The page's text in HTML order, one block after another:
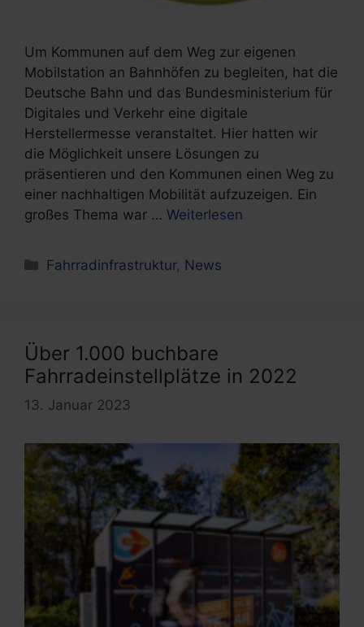
Um Kommunen auf dem Weg zur eigenen
Mobilstation an Bahnhöfen zu begleiten, hat die
Deutsche Bahn und das Bundesministerium für
Digitales und Verkehr eine digitale
Herstellermesse veranstaltet. Hier hatten wir
die Möglichkeit unsere Lösungen zu
präsentieren und den Kommunen einen Weg zu
einer nachhaltigen Mobilität aufzuzeigen. Ein
großes Thema war … Weiterlesen
Kategorien
Fahrradinfrastruktur, News
Über 1.000 buchbare
Fahrradeinstellplätze in 2022
13. Januar 2023